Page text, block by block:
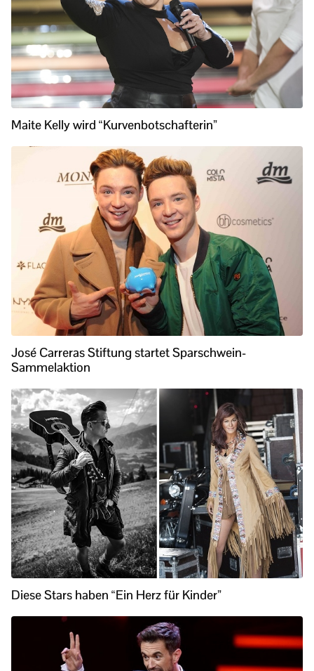
Maite Kelly wird “Kurvenbotschafterin”
José Carreras Stiftung startet Sparschwein-
Sammelaktion
Diese Stars haben “Ein Herz für Kinder”